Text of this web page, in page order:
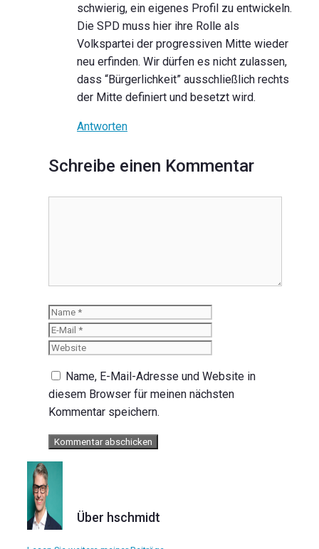
schwierig, ein eigenes Profil zu entwickeln.
Die SPD muss hier ihre Rolle als
Volkspartei der progressiven Mitte wieder
neu erfinden. Wir dürfen es nicht zulassen,
dass “Bürgerlichkeit” ausschließlich rechts
der Mitte definiert und besetzt wird.
Antworten
Schreibe einen Kommentar
Name
Name, E-Mail-Adresse und Website in
diesem Browser für meinen nächsten
Kommentar speichern.
Über hschmidt